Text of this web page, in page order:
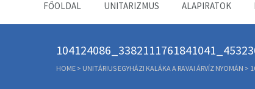
FŐOLDAL UNITARIZMUS ALAPIRATOK
HOME > UNITÁRIUS EGYHÁZI KALÁKA A RAVAI ÁRVÍZ NYOMÁN >